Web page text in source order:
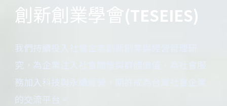
創新創業學會(TESEIES)
我們持續投入社會企業創新創業與經營管理研
究，為企業注入社會關懷與群體價值，為社會服
務加入科技與永續經營，期許成為台灣社會企業
的交流平台。